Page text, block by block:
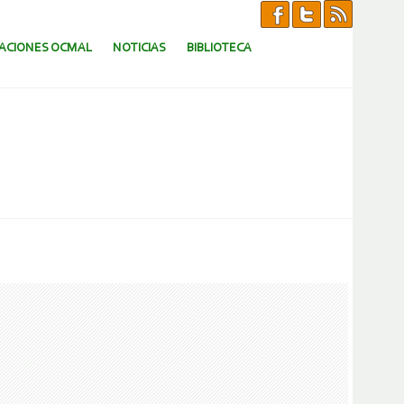
OCMAL NOTICIAS BIBLIOTECA